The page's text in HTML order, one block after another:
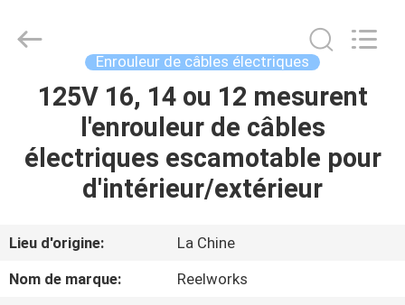
MAISON
DES
PRODUITS
VIDÉOS
Machinery
Reserved.
Enrouleur de câbles électriques
125V 16, 14 ou 12 mesurent
l'enrouleur de câbles
électriques escamotable pour
d'intérieur/extérieur
Lieu d'origine:
La Chine
Nom de marque:
Reelworks